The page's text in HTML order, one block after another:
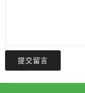
提交留言